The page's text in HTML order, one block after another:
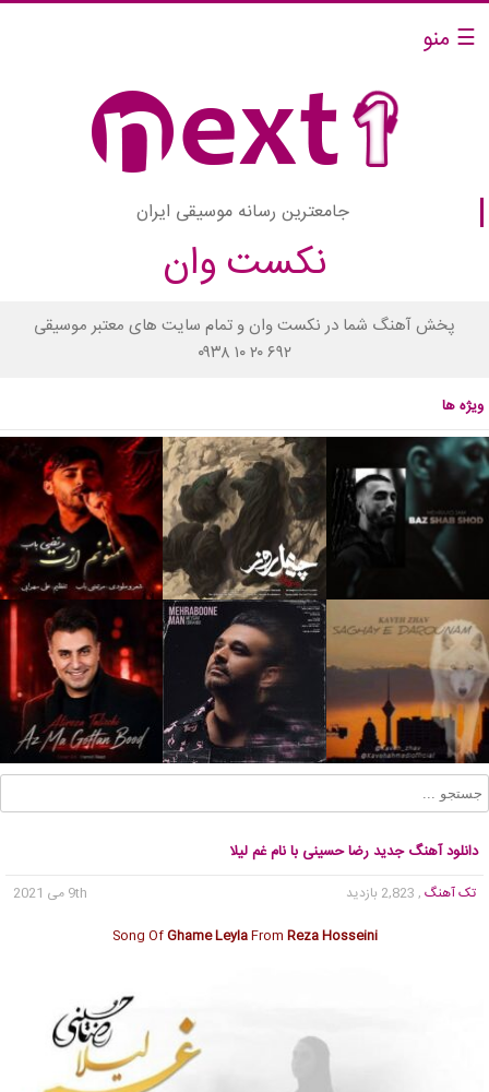
☰ منو
جامعترین رسانه موسیقی ایران
نکست وان
پخش آهنگ شما در نکست وان و تمام سایت های معتبر موسیقی
۰۹۳۸ ۱۰ ۲۰ ۶۹۲
ویژه ها
دانلود آهنگ جدید رضا حسینی با نام غم لیلا
تک آهنگ , 2,823 بازدید
9th می 2021
Song OfGhame LeylaFrom Reza Hosseini